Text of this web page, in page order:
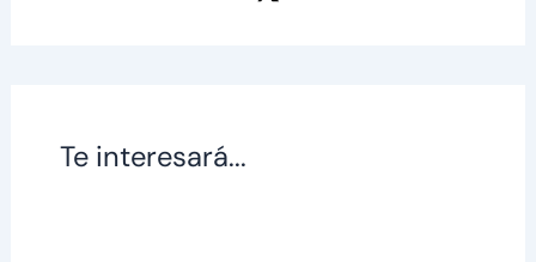
Te interesará...